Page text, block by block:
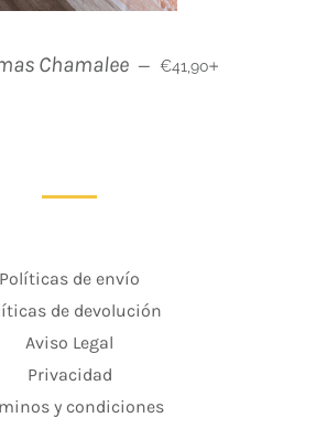
Chamalee — Precio habitual
€41,90
Políticas de envío
de devolución
Aviso Legal
Privacidad
y condiciones